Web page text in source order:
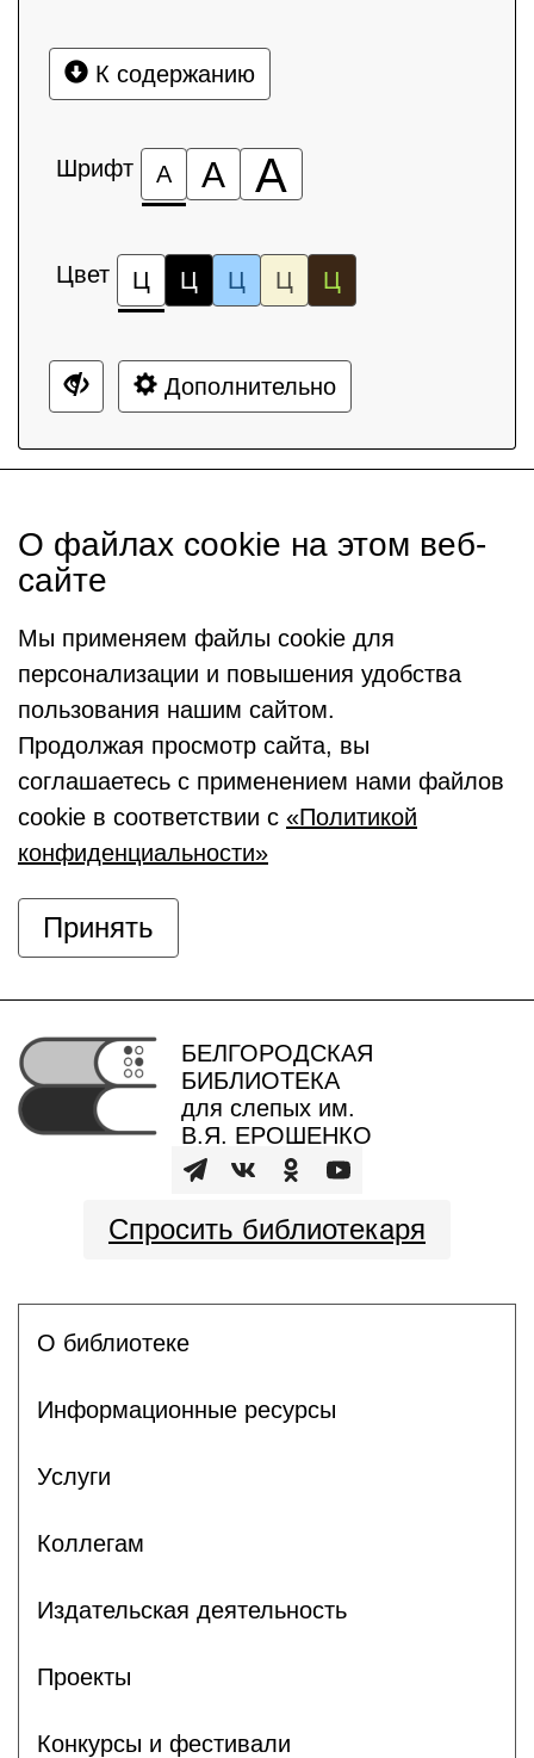
К содержанию
Шрифт А А А
Цвет Ц Ц Ц Ц Ц
Дополнительно
О файлах cookie на этом веб-
сайте
Мы применяем файлы cookie для
персонализации и повышения удобства
пользования нашим сайтом.
Продолжая просмотр сайта, вы
соглашаетесь с применением нами файлов
cookie в соответствии с «Политикой
конфиденциальности»
Принять
БЕЛГОРОДСКАЯ
БИБЛИОТЕКА
для слепых им.
В.Я. ЕРОШЕНКО
Спросить библиотекаря
О библиотеке
Информационные ресурсы
Услуги
Коллегам
Издательская деятельность
Проекты
Конкурсы и фестивали